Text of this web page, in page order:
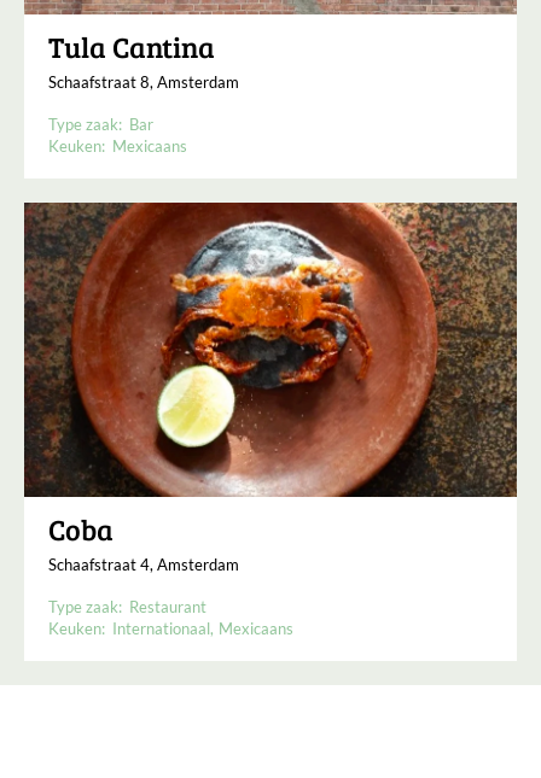
Tula Cantina
Schaafstraat 8, Amsterdam
Type zaak: Bar
Keuken: Mexicaans
Coba
Schaafstraat 4, Amsterdam
Type zaak: Restaurant
Keuken: Internationaal Mexicaans